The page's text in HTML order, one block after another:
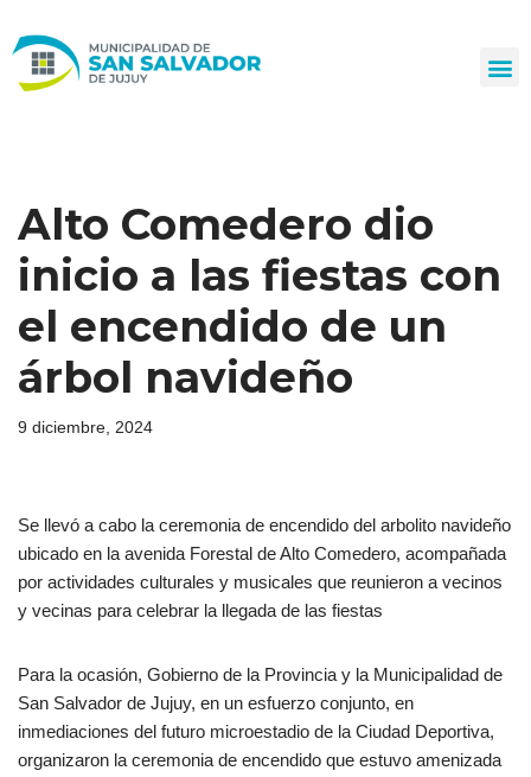
al
Alto Comedero dio
inicio a las fiestas con
el encendido de un
árbol navideño
9 diciembre, 2024
Se llevó a cabo la ceremonia de encendido del arbolito navideño
ubicado en la avenida Forestal de Alto Comedero, acompañada
por actividades culturales y musicales que reunieron a vecinos
y vecinas para celebrar la llegada de las fiestas
Para la ocasión, Gobierno de la Provincia y la Municipalidad de
San Salvador de Jujuy, en un esfuerzo conjunto, en
inmediaciones del futuro microestadio de la Ciudad Deportiva,
organizaron la ceremonia de encendido que estuvo amenizada